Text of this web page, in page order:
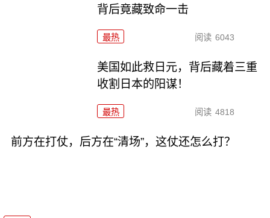
背后竟藏致命一击
最热 阅读 6043
美国如此救日元，背后藏着三重
收割日本的阳谋！
最热 阅读 4818
前方在打仗，后方在“清场”，这仗还怎么打？